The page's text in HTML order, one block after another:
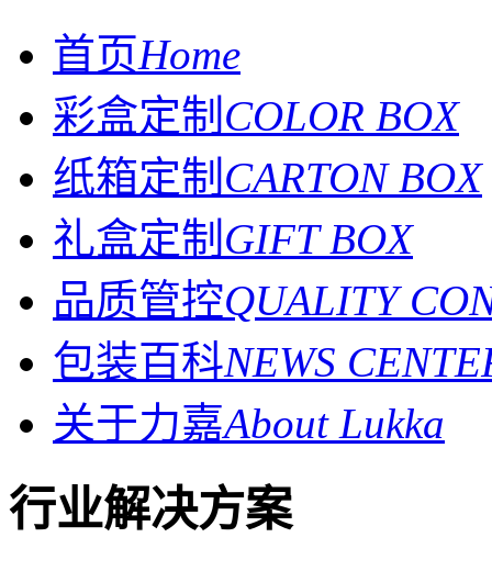
首页Home
彩盒定制 COLOR BOX
纸箱定制 CARTON BOX
礼盒定制 GIFT BOX
品质管控QUALITY
包装百科NEWS
关于力嘉About Lukka
行业解决方案